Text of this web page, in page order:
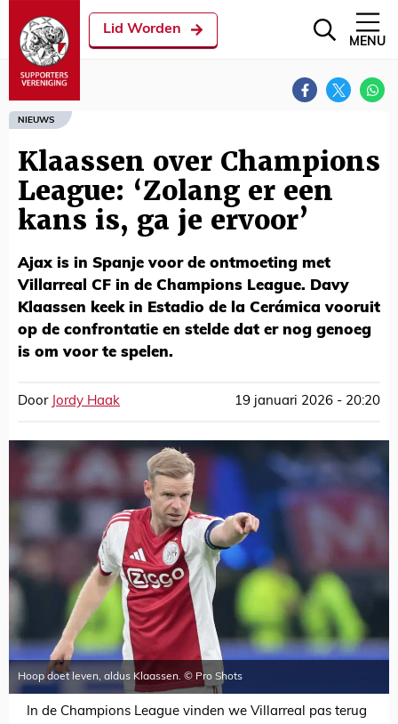
Lid Worden
MENU
NIEUWS
Klaassen over Champions
League: ‘Zolang er een
kans is, ga je ervoor’
Ajax is in Spanje voor de ontmoeting met
Villarreal CF in de Champions League. Davy
Klaassen keek in Estadio de la Cerámica vooruit
op de confrontatie en stelde dat er nog genoeg
is om voor te spelen.
Door Jordy Haak 19 januari 2026 - 20:20
Hoop doet leven, aldus Klaassen. © Pro Shots
In de Champions League vinden we Villarreal pas terug